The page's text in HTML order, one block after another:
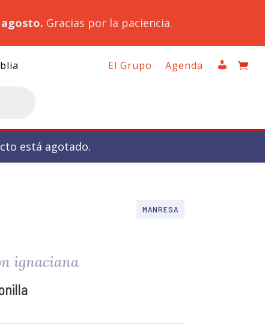
Gracias por la paciencia.
El Grupo Agenda
está agotado.
MANRESA
ignaciana